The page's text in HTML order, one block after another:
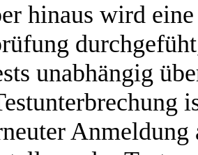
hinaus wird
unabhängig
Anmeldung